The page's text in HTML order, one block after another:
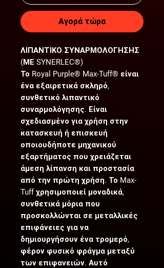
Αγορά τώρα
ΛΙΠΑΝΤΙΚΟ ΣΥΝΑΡΜΟΛΟΓΗΣΗΣ
(ΜΕ SYNERLEC®)
Το Royal Purple® Max-Tuff® είναι
ένα εξαιρετικά σκληρό,
συνθετικό λιπαντικό
συναρμολόγησης. Είναι
σχεδιασμένο για χρήση στην
κατασκευή ή επισκευή
οποιουδήποτε μηχανικού
εξαρτήματος που χρειάζεται
άμεση λίπανση και προστασία
από την πρώτη χρήση. Το Max-
Tuff χρησιμοποιεί μοναδικά,
συνθετικά μόρια που
προσκολλώνται σε μεταλλικές
επιφάνειες για να
δημιουργήσουν ένα τρομερό,
φέρον φυσικό φράγμα μεταξύ
των επιφανειών. Αυτό